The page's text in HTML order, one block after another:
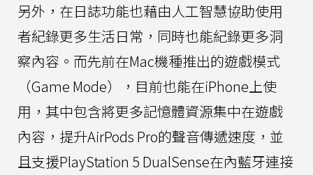
另外，在日誌功能也藉由人工智慧協助使用
者紀錄更多生活日常，同時也能紀錄更多洞
察內容。而先前在Mac機種推出的遊戲模式
（Game Mode），目前也能在iPhone上使
用，其中包含將更多記憶體資源集中在遊戲
內容，提升AirPods Pro的聲音傳遞速度，並
且支援PlayStation 5 DualSense在內藍牙連接